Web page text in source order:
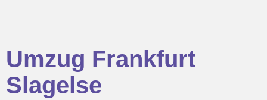
Umzug Frankfurt
Slagelse